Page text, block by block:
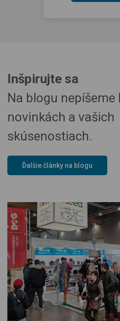
Inšpirujte sa
Na blogu nepíšeme
novinkách a vašich
skúsenostiach.
Ďalšie články na blogu